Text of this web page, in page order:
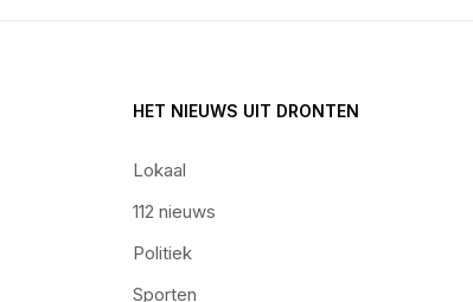
HET NIEUWS UIT DRONTEN
Lokaal
112 nieuws
Politiek
Sporten